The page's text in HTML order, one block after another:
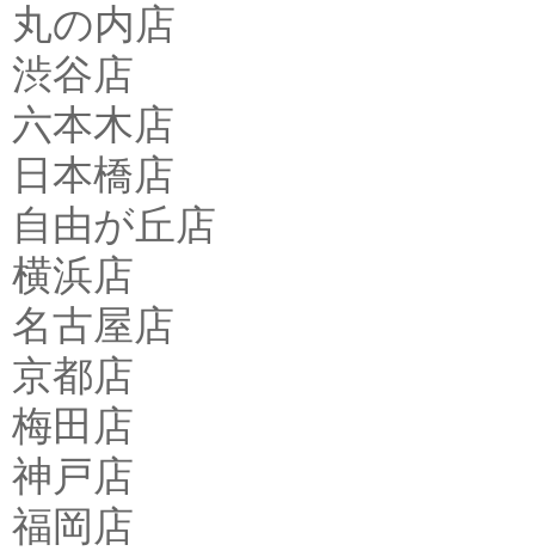
丸の内店
渋谷店
六本木店
日本橋店
自由が丘店
横浜店
名古屋店
京都店
梅田店
神戸店
福岡店